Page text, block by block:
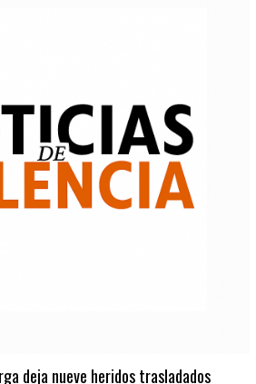
deja nueve heridos trasladados